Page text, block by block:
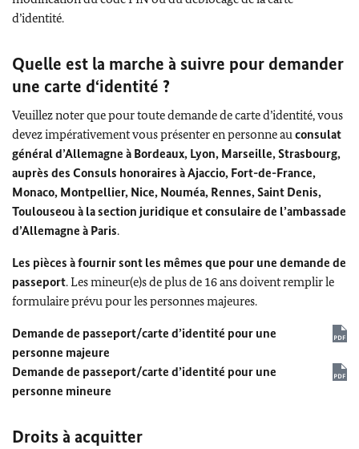
d’identité.
Quelle est la marche à suivre pour demander
une carte d‘identité ?
Veuillez noter que pour toute demande de carte d’identité, vous
devez impérativement vous présenter en personne auconsulat
général d’Allemagne à Bordeaux, Lyon, Marseille, Strasbourg,
auprès des Consuls honoraires à Ajaccio, Fort-de-France,
Monaco, Montpellier, Nice, Nouméa, Rennes, Saint Denis,
Toulouseou à la section juridique et consulaire de l’ambassade
d’Allemagne à Paris.
Les pièces à fournir sont les mêmes que pour une demande de
passeport. Les mineur(e)s de plus de 16 ans doivent remplir le
formulaire prévu pour les personnes majeures.
Demande de passeport/carte d’identité pour une
personne majeure
Demande de passeport/carte d’identité pour une
personne mineure
Droits à acquitter